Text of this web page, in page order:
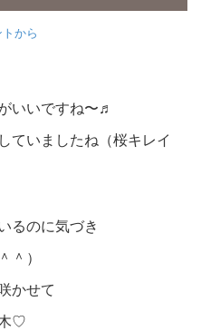
から
いいですね〜♬
ていましたね（桜キレイ
るのに気づき
＾）
かせて
♡